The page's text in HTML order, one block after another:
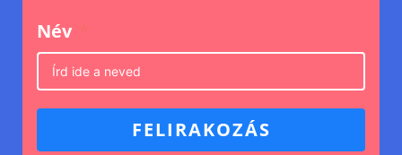
Név
FELIRAKOZÁS